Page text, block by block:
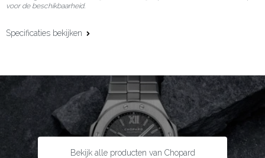
voor de beschikbaarheid.
Specificaties bekijken
Diamant
Slijpvorm:
Briljant
Steengewicht:
0.30 ct
Bekijk alle producten van Chopard